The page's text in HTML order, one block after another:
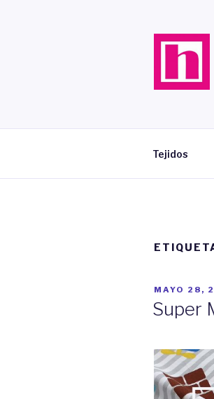
Tejidos
EL
MAYO 28,
Super